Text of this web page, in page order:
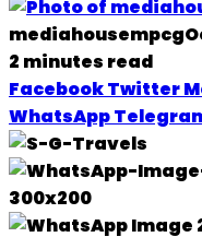
mediahousempcg
2 minutes read
FacebookTwitter
WhatsApp